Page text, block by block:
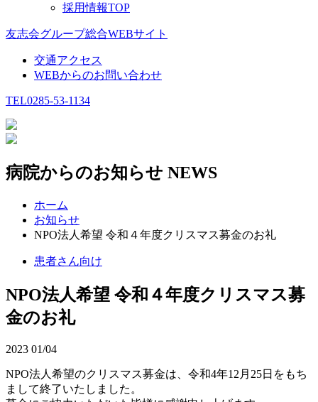
採用情報TOP
友志会グループ総合WEBサイト
交通アクセス
WEBからのお問い合わせ
TEL0285-53-1134
病院からのお知らせ NEWS
ホーム
お知らせ
NPO法人希望 令和４年度クリスマス募金のお礼
患者さん向け
NPO法人希望 令和４年度クリスマス募
金のお礼
2023 01/04
NPO法人希望のクリスマス募金は、令和4年12月25日をもち
まして終了いたしました。